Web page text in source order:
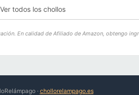
todos los chollos
En calidad de Afiliado de Amazon, obtengo
· chollorelampago.es